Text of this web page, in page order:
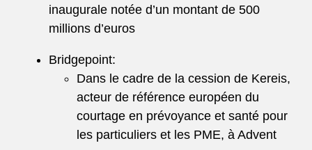
inaugurale notée d’un montant de 500
millions d’euros
Bridgepoint:
Dans le cadre de la cession de Kereis,
acteur de référence européen du
courtage en prévoyance et santé pour
les particuliers et les PME, à Advent